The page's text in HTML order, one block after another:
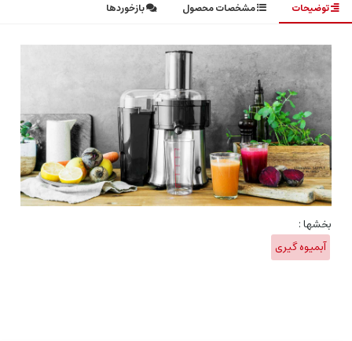
توضیحات مشخصات محصول بازخوردها
بخشها :
آبمیوه گیری